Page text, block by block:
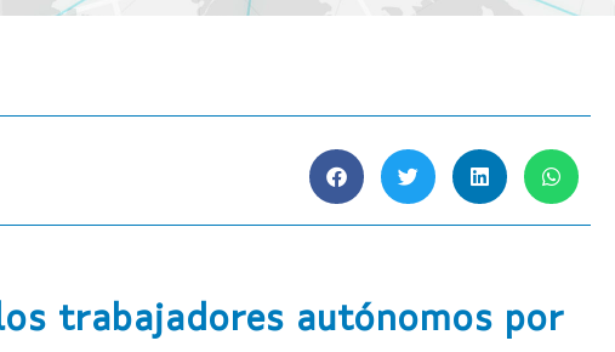
trabajadores autónomos por